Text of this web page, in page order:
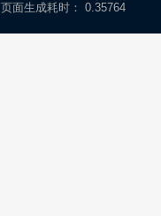
面生成耗时： 0.35764